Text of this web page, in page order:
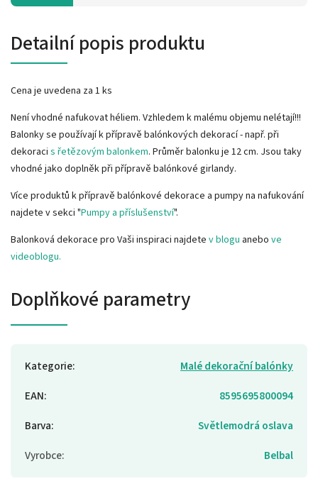
Detailní popis produktu
Cena je uvedena za 1 ks
Není vhodné nafukovat héliem. Vzhledem k malému objemu nelétají!!!
Balonky se používají k přípravě balónkových dekorací - např. při
dekoraci s řetězovým balonkem. Průměr balonku je 12 cm. Jsou taky
vhodné jako doplněk při přípravě balónkové girlandy.
Více produktů k přípravě balónkové dekorace a pumpy na nafukování
najdete v sekci "Pumpy a příslušenství".
Balonková dekorace pro Vaši inspiraci najdete v blogu anebo ve
videoblogu.
Doplňkové parametry
Kategorie:
Malé dekorační balónky
EAN:
8595695800094
Barva:
Světlemodrá oslava
Vyrobce: Belbal